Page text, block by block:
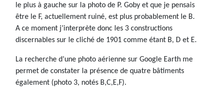
le plus à gauche sur la photo de P. Goby et que je pensais
être le F, actuellement ruiné, est plus probablement le B.
A ce moment j’interprète donc les 3 constructions
discernables sur le cliché de 1901 comme étant B, D et E.
La recherche d’une photo aérienne sur Google Earth me
permet de constater la présence de quatre bâtiments
également (photo 3, notés B,C,E,F).